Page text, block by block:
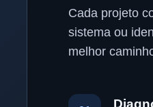
Cada projeto
sistema ou
melhor